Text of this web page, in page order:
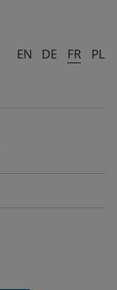
EN DE FR PL